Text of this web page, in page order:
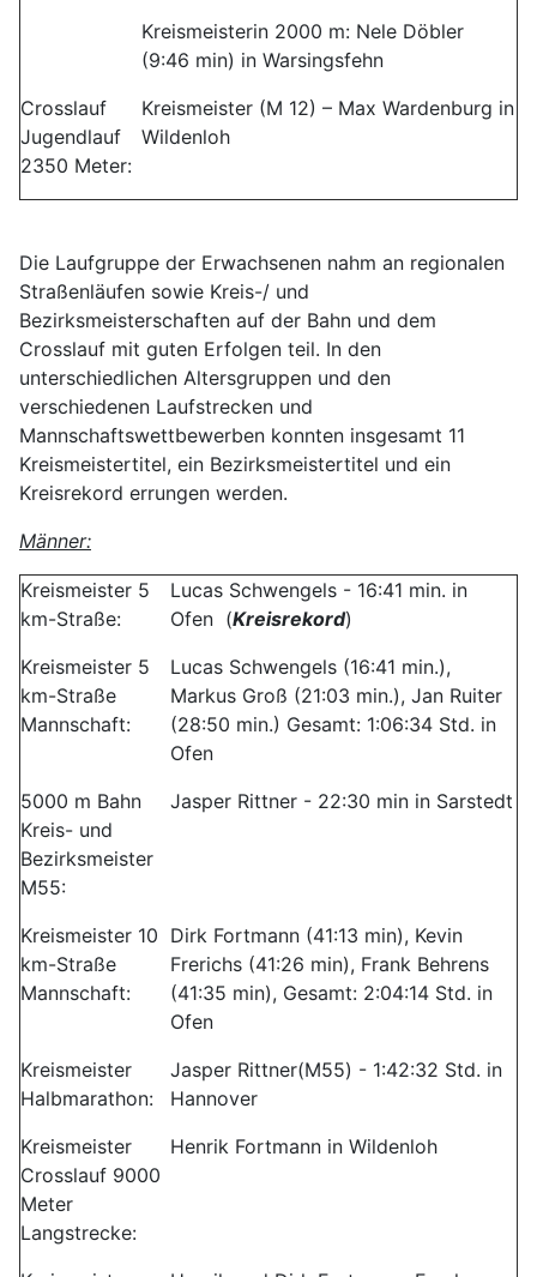
Kreismeisterin 2000 m: Nele Döbler
(9:46 min) in Warsingsfehn
Crosslauf
Jugendlauf
2350 Meter:
Kreismeister (M 12) – Max Wardenburg in
Wildenloh
Die Laufgruppe der Erwachsenen nahm an regionalen
Straßenläufen sowie Kreis-/ und
Bezirksmeisterschaften auf der Bahn und dem
Crosslauf mit guten Erfolgen teil. In den
unterschiedlichen Altersgruppen und den
verschiedenen Laufstrecken und
Mannschaftswettbewerben konnten insgesamt 11
Kreismeistertitel, ein Bezirksmeistertitel und ein
Kreisrekord errungen werden.
Männer:
Kreismeister 5
km-Straße:
Lucas Schwengels - 16:41 min. in
Ofen (Kreisrekord)
Kreismeister 5
km-Straße
Mannschaft:
Lucas Schwengels (16:41 min.),
Markus Groß (21:03 min.), Jan Ruiter
(28:50 min.) Gesamt: 1:06:34 Std. in
Ofen
5000 m Bahn
Kreis- und
Bezirksmeister
M55:
Jasper Rittner - 22:30 min in Sarstedt
Kreismeister 10
km-Straße
Mannschaft:
Dirk Fortmann (41:13 min), Kevin
Frerichs (41:26 min), Frank Behrens
(41:35 min), Gesamt: 2:04:14 Std. in
Ofen
Kreismeister
Halbmarathon:
Jasper Rittner(M55) - 1:42:32 Std. in
Hannover
Kreismeister
Crosslauf 9000
Meter
Langstrecke:
Henrik Fortmann in Wildenloh